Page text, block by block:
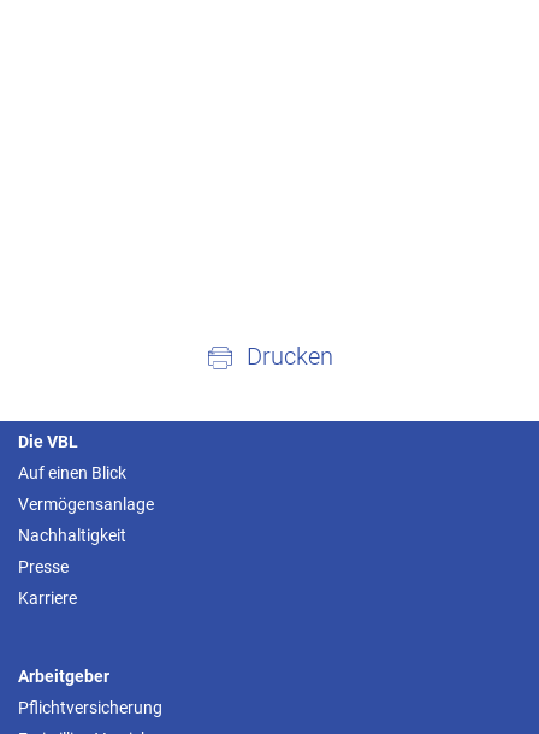
Drucken
Die VBL
Auf einen Blick
Vermögensanlage
Nachhaltigkeit
Presse
Karriere
Arbeitgeber
Pflichtversicherung